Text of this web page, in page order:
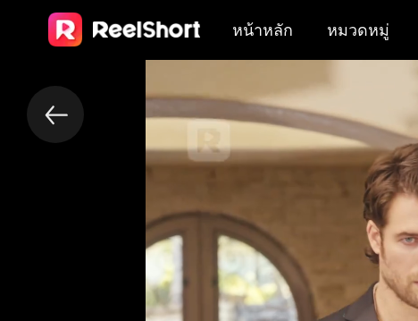
หน้าหลัก หมวดหมู่